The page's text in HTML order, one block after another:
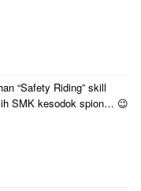
“Safety Riding” skill
SMK kesodok spion… 😉